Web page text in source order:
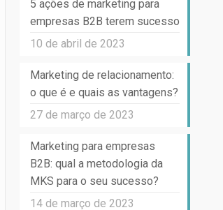
5 ações de marketing para
empresas B2B terem sucesso
10 de abril de 2023
Marketing de relacionamento:
o que é e quais as vantagens?
27 de março de 2023
Marketing para empresas
B2B: qual a metodologia da
MKS para o seu sucesso?
14 de março de 2023